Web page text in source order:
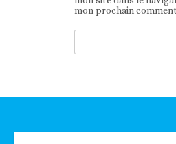
mon prochain